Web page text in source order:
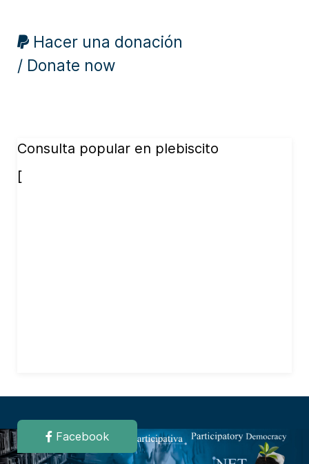
Hacer una donación
/ Donate now
Consulta popular en plebiscito
[
Facebook